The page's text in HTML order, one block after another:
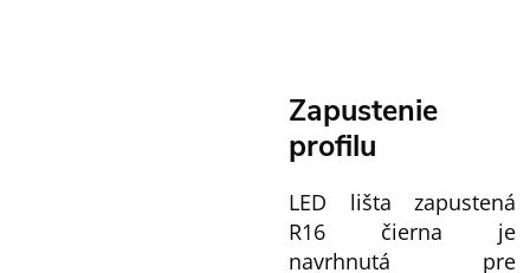
Zapustenie
profilu
LED lišta zapustená
R16 čierna je
navrhnutá pre